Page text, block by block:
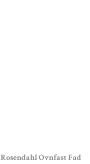
Rosendahl Ovnfast Fad